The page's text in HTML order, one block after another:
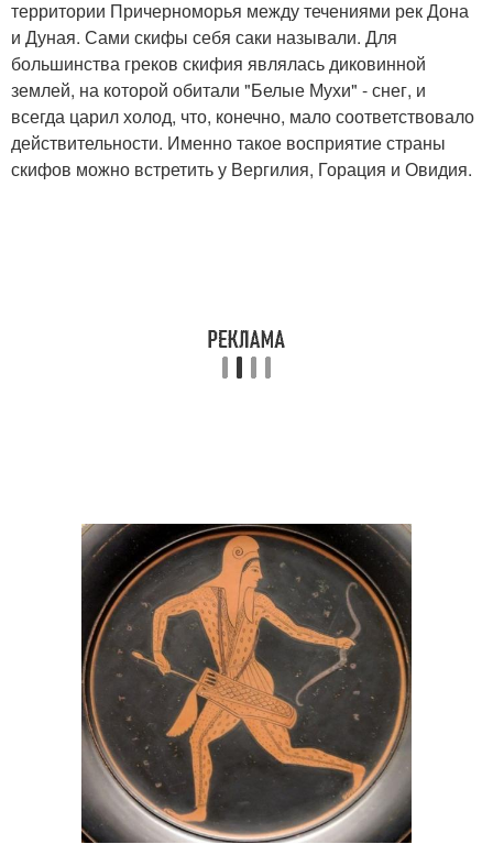
территории Причерноморья между течениями рек Дона
и Дуная. Сами скифы себя саки называли. Для
большинства греков скифия являлась диковинной
землей, на которой обитали "Белые Мухи" - снег, и
всегда царил холод, что, конечно, мало соответствовало
действительности. Именно такое восприятие страны
скифов можно встретить у Вергилия, Горация и Овидия.